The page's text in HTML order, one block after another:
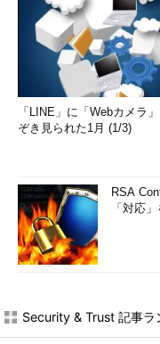
「LINE」に「Webカメラ
ぞき見られた1月 (1/3)
RSA
「対応
Security & Trust 記事ラ